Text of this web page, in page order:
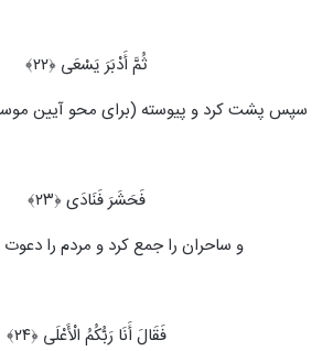
ثُمَّ أَدْبَرَ یَسْعَى ﴿۲۲﴾
سپس پشت کرد و پیوسته (برای محو آیین
فَحَشَرَ فَنَادَى ﴿۲۳﴾
و ساحران را جمع کرد و مردم را دعوت
فَقَالَ أَنَا رَبُّکُمُ الْأَعْلَى ﴿۲۴﴾